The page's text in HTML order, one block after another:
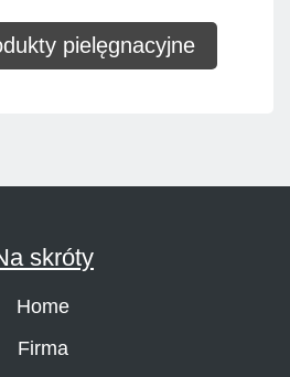
pielęgnacyjne
skróty
Home
Firma